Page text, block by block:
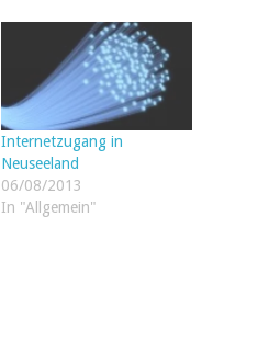
Internetzugang in
Neuseeland
06/08/2013
In "Allgemein"